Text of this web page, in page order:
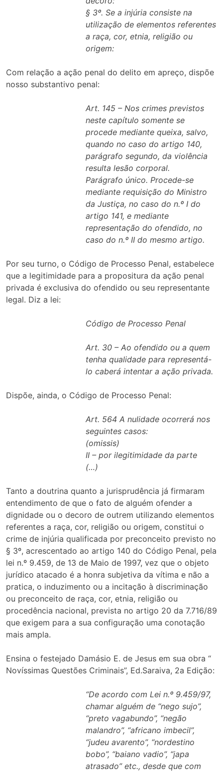
§ 3º. Se a injúria consiste na
utilização de elementos referentes
a raça, cor, etnia, religião ou
origem:
Com relação a ação penal do delito em apreço, dispõe
nosso substantivo penal:
Art. 145 – Nos crimes previstos
neste capítulo somente se
procede mediante queixa, salvo,
quando no caso do artigo 140,
parágrafo segundo, da violência
resulta lesão corporal.
Parágrafo único. Procede-se
mediante requisição do Ministro
da Justiça, no caso do n.º I do
artigo 141, e mediante
representação do ofendido, no
caso do n.º II do mesmo artigo.
Por seu turno, o Código de Processo Penal, estabelece
que a legitimidade para a propositura da ação penal
privada é exclusiva do ofendido ou seu representante
legal. Diz a lei:
Código de Processo Penal
Art. 30 – Ao ofendido ou a quem
tenha qualidade para representá-
lo caberá intentar a ação privada.
Dispõe, ainda, o Código de Processo Penal:
Art. 564 A nulidade ocorrerá nos
seguintes casos:
(omissis)
II – por ilegitimidade da parte
(…)
Tanto a doutrina quanto a jurisprudência já firmaram
entendimento de que o fato de alguém ofender a
dignidade ou o decoro de outrem utilizando elementos
referentes a raça, cor, religião ou origem, constitui o
crime de injúria qualificada por preconceito previsto no
§ 3º, acrescentado ao artigo 140 do Código Penal, pela
lei n.º 9.459, de 13 de Maio de 1997, vez que o objeto
jurídico atacado é a honra subjetiva da vítima e não a
pratica, o induzimento ou a incitação à discriminação
ou preconceito de raça, cor, etnia, religião ou
procedência nacional, prevista no artigo 20 da 7.716/89
que exigem para a sua configuração uma conotação
mais ampla.
Ensina o festejado Damásio E. de Jesus em sua obra “
Novíssimas Questões Criminais”, Ed.Saraiva, 2a Edição:
“De acordo com Lei n.º 9.459/97,
chamar alguém de “nego sujo”,
“preto vagabundo”, “negão
malandro”, “africano imbecil”,
“judeu avarento”, “nordestino
bobo”, “baiano vadio”, “japa
atrasado” etc., desde que com